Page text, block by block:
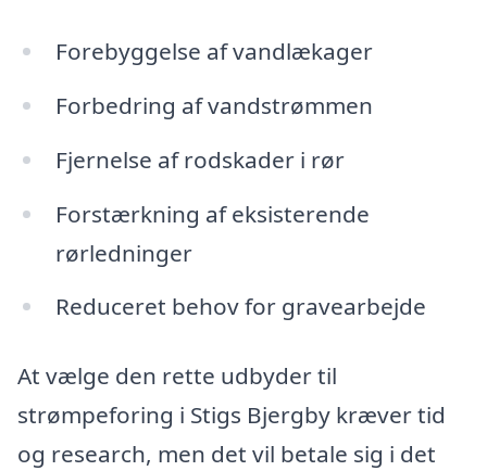
Forebyggelse af vandlækager
Forbedring af vandstrømmen
Fjernelse af rodskader i rør
Forstærkning af eksisterende
rørledninger
Reduceret behov for gravearbejde
At vælge den rette udbyder til
strømpeforing i Stigs Bjergby kræver tid
og research, men det vil betale sig i det